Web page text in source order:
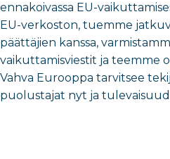
ennakoivassa EU-
EU-verkoston, tuemme
päättäjien kanssa,
vaikuttamisviestit ja teemme
Vahva Eurooppa tarvitsee
puolustajat nyt ja